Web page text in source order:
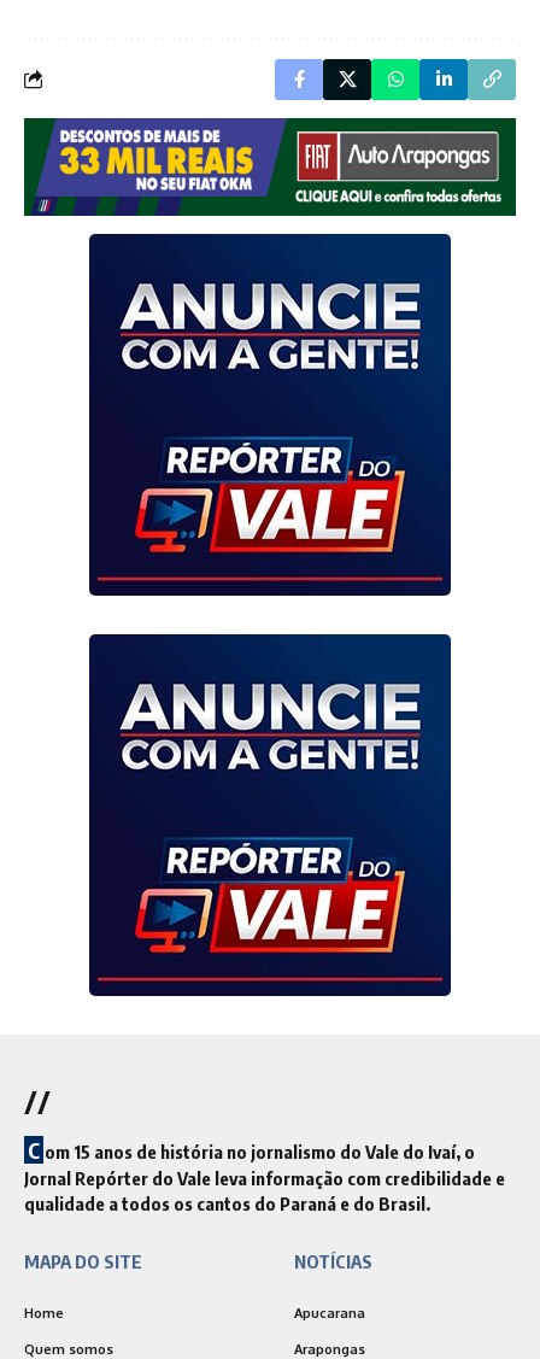
//
C om 15 anos de história no jornalismo do Vale do Ivaí, o
Jornal Repórter do Vale leva informação com credibilidade e
qualidade a todos os cantos do Paraná e do Brasil.
MAPA DO SITE
Home
Quem somos
NOTÍCIAS
Apucarana
Arapongas